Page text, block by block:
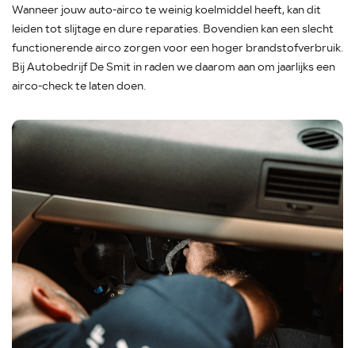
Contact
Wanneer jouw auto-airco te weinig koelmiddel heeft, kan dit
leiden tot slijtage en dure reparaties. Bovendien kan een slecht
functionerende airco zorgen voor een hoger brandstofverbruik.
Bij Autobedrijf De Smit inraden we daarom aan om jaarlijks een
airco-check te laten doen.